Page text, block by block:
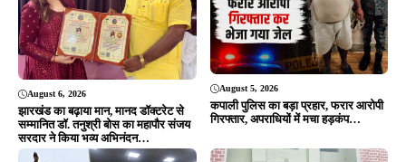
August 6, 2026
झारखंड का बढ़ाया मान, मानद डॉक्टरेट से
सम्मानित डॉ. तनुश्री बोस का महापौर संजय
सरदार ने किया भव्य अभिनंदन…
August 5, 2026
कपाली पुलिस का बड़ा प्रहार, फरार आरोपी
गिरफ्तार, अपराधियों में मचा हड़कंप…